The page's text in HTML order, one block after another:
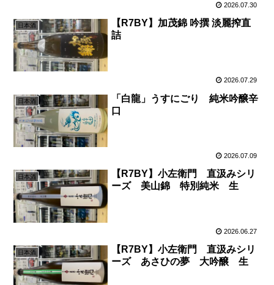
2026.07.30
日本酒
【R7BY】加茂錦 吟撰 淡麗搾直
詰
2026.07.29
日本酒
「白龍」うすにごり 純米吟醸辛
口
2026.07.09
日本酒
【R7BY】小左衛門 直汲みシリ
ーズ 美山錦 特別純米 生
2026.06.27
日本酒
【R7BY】小左衛門 直汲みシリ
ーズ あさひの夢 大吟醸 生